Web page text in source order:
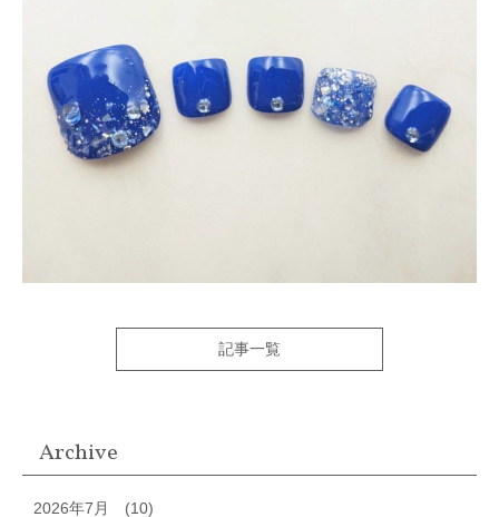
記事一覧
Archive
2026年7月 (10)